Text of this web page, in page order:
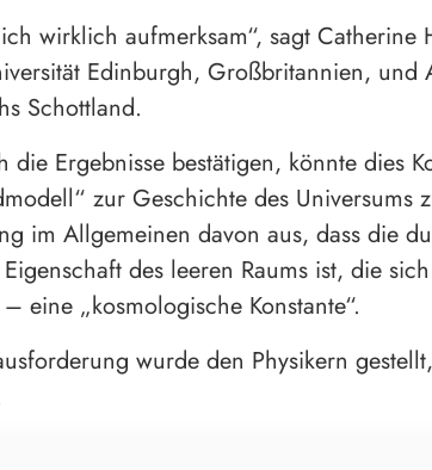
wirklich aufmerksam“, sagt Catherine
Edinburgh, Großbritannien, und
Schottland.
die Ergebnisse bestätigen, könnte dies
zur Geschichte des Universums
im Allgemeinen davon aus, dass die
des leeren Raums ist, die
eine „kosmologische Konstante“.
wurde den Physikern